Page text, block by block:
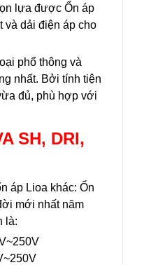
lựa được Ổn áp
và dải điện áp cho
phổ thông và
nhất. Bởi tính tiện
đủ, phù hợp với
SH, DRI,
áp Lioa khác: Ổn
mới nhất năm
là: